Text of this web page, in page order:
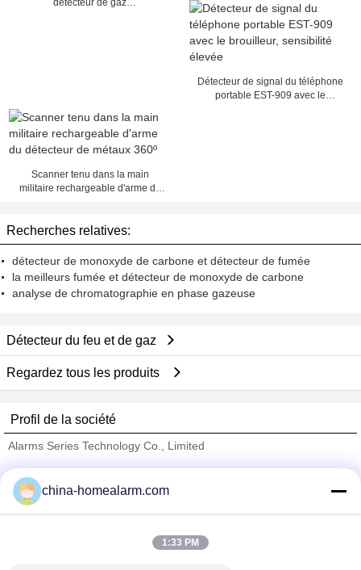
détecteur de gaz
Portable
Détecteur de signal du téléphone
portable EST-909 avec le
Scanner tenu dans la main
militaire rechargeable d'arme du
Recherches relatives:
détecteur de monoxyde de carbone et détecteur de fumée
la meilleurs fumée et détecteur de monoxyde de carbone
analyse de chromatographie en phase gazeuse
Détecteur du feu et de gaz
Regardez tous les produits
Profil de la société
Alarms Series Technology Co., Limited
Trust Seal
Verified Suplier
china-homealarm.com
1:33 PM